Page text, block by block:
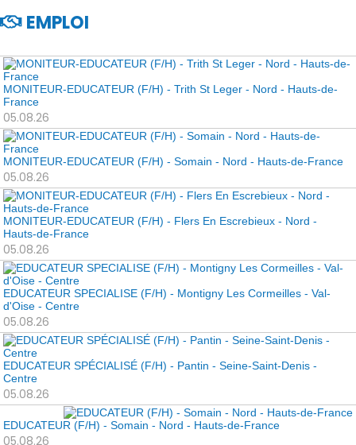
EMPLOI
MONITEUR-EDUCATEUR (F/H) - Trith St Leger - Nord - Hauts-de-
France
05.08.26
MONITEUR-EDUCATEUR (F/H) - Somain - Nord - Hauts-de-France
05.08.26
MONITEUR-EDUCATEUR (F/H) - Flers En Escrebieux - Nord -
Hauts-de-France
05.08.26
EDUCATEUR SPECIALISE (F/H) - Montigny Les Cormeilles - Val-
d'Oise - Centre
05.08.26
EDUCATEUR SPÉCIALISÉ (F/H) - Pantin - Seine-Saint-Denis -
Centre
05.08.26
EDUCATEUR (F/H) - Somain - Nord - Hauts-de-France
05.08.26